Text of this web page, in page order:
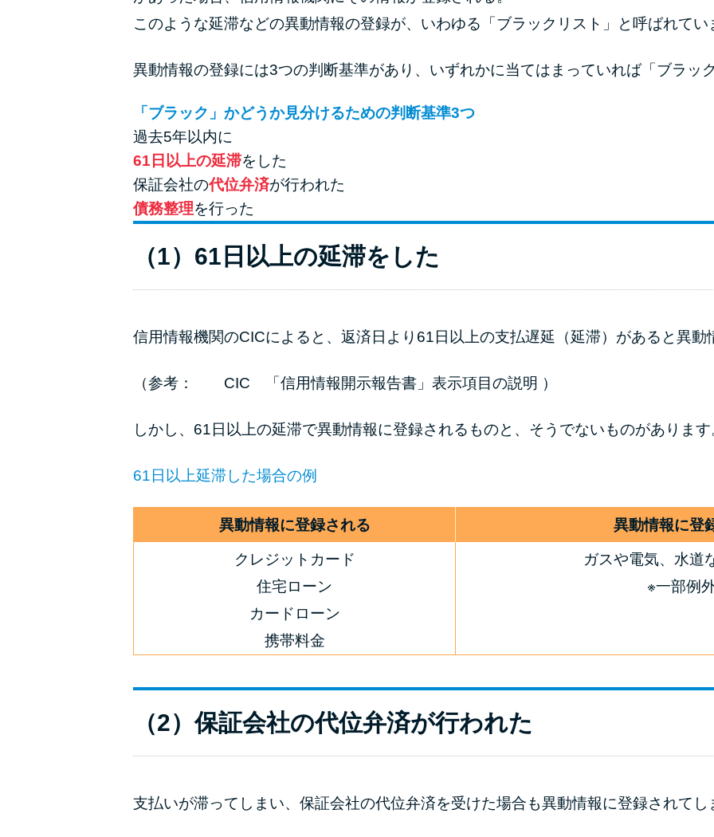
このような延滞などの異動情報の登録が、いわゆる「ブラックリスト」と呼ばれてい
異動情報の登録には3つの判断基準があり、いずれかに当てはまっていれば「ブラッ
「ブラック」かどうか見分けるための判断基準3つ
過去5年以内に
61日以上の延滞をした
保証会社の代位弁済が行われた
債務整理を行った
（1）61日以上の延滞をした
信用情報機関のCICによると、返済日より61日以上の支払遅延（延滞）があると異動
（参考： CIC 「信用情報開示報告書」表示項目の説明 ）
しかし、61日以上の延滞で異動情報に登録されるものと、そうでないものがあります
61日以上延滞した場合の例
異動情報に登録される 異動情報に登
クレジットカード
住宅ローン
カードローン
携帯料金
ガスや電気、水道
※一部例
（2）保証会社の代位弁済が行われた
支払いが滞ってしまい、保証会社の代位弁済を受けた場合も異動情報に登録されてし